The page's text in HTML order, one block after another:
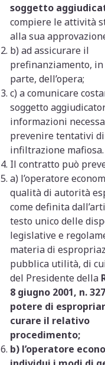
soggetto
compiere le attività
alla sua
b) ad assicurare il
prefinanziamento,
parte, dell’opera;
c) a comunicare
soggetto
informazioni
prevenire tentativi di
infiltrazione mafiosa.
Il contratto può
a) l’operatore
qualità di autorità
come definita
testo unico delle
legislative e
materia di
pubblica utilità, di
del Presidente della
8 giugno 2001, n.
potere di
curare il relativo
procedimento;
b) l’operatore